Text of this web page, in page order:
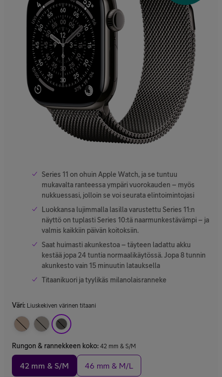
Series 11 on ohuin Apple Watch, ja se tuntuu
mukavalta ranteessa ympäri vuorokauden – myös
nukkuessasi, jolloin se voi seurata elintoimintojasi
Luokkansa lujimmalla lasilla varustettu Series 11:n
näyttö on tuplasti Series 10:tä naarmunkestävämpi – ja
valmis kaikkiin päivän koitoksiin.
Saat huimasti akunkestoa – täyteen ladattu akku
kestää jopa 24 tuntia normaali­käytössä. Jopa 8 tunnin
akunkesto vain 15 minuutin latauksella
Titaanikuori ja tyylikäs milanolaisranneke
Väri: Liuskekiven värinen titaani
Rungon & rannekkeen koko: 42 mm & S/M
42 mm & S/M 46 mm & M/L